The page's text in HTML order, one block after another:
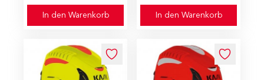
In den Warenkorb In den Warenkorb